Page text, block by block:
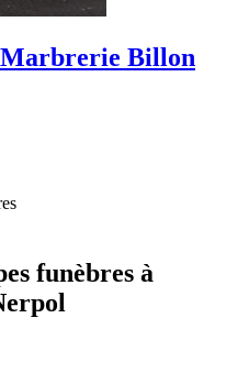
Marbrerie Billon
funèbres à